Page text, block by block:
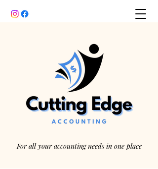
For all your accounting needs in one place